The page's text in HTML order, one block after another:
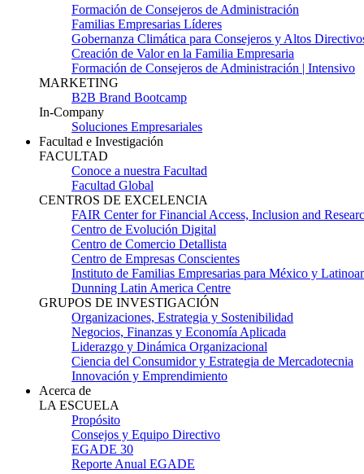
Formación de Consejeros de Administración
Familias Empresarias Líderes
Gobernanza Climática para Consejeros y Altos
Creación de Valor en la Familia Empresaria
Formación de Consejeros de Administración | Intensivo
MARKETING
B2B Brand Bootcamp
In-Company
Soluciones Empresariales
Facultad e Investigación
FACULTAD
Conoce a nuestra Facultad
Facultad Global
CENTROS DE EXCELENCIA
FAIR Center for Financial Access, Inclusion and
Centro de Evolución Digital
Centro de Comercio Detallista
Centro de Empresas Conscientes
Instituto de Familias Empresarias para México y
Dunning Latin America Centre
GRUPOS DE INVESTIGACIÓN
Organizaciones, Estrategia y Sostenibilidad
Negocios, Finanzas y Economía Aplicada
Liderazgo y Dinámica Organizacional
Ciencia del Consumidor y Estrategia de Mercadotecnia
Innovación y Emprendimiento
Acerca de
LA ESCUELA
Propósito
Consejos y Equipo Directivo
EGADE 30
Reporte Anual EGADE